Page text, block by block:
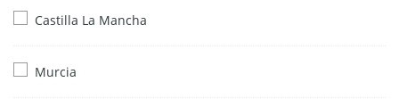
Castilla La Mancha
Murcia